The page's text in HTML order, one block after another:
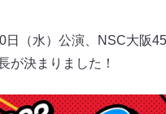
日（水）公演、NSC大阪
が決まりました！